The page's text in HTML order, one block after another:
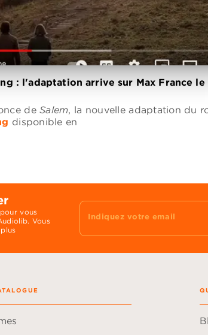
: l'adaptation arrive sur Max France le
deSalem, la nouvelle adaptation du
disponible en
vous
Vous
Indiquez votre email